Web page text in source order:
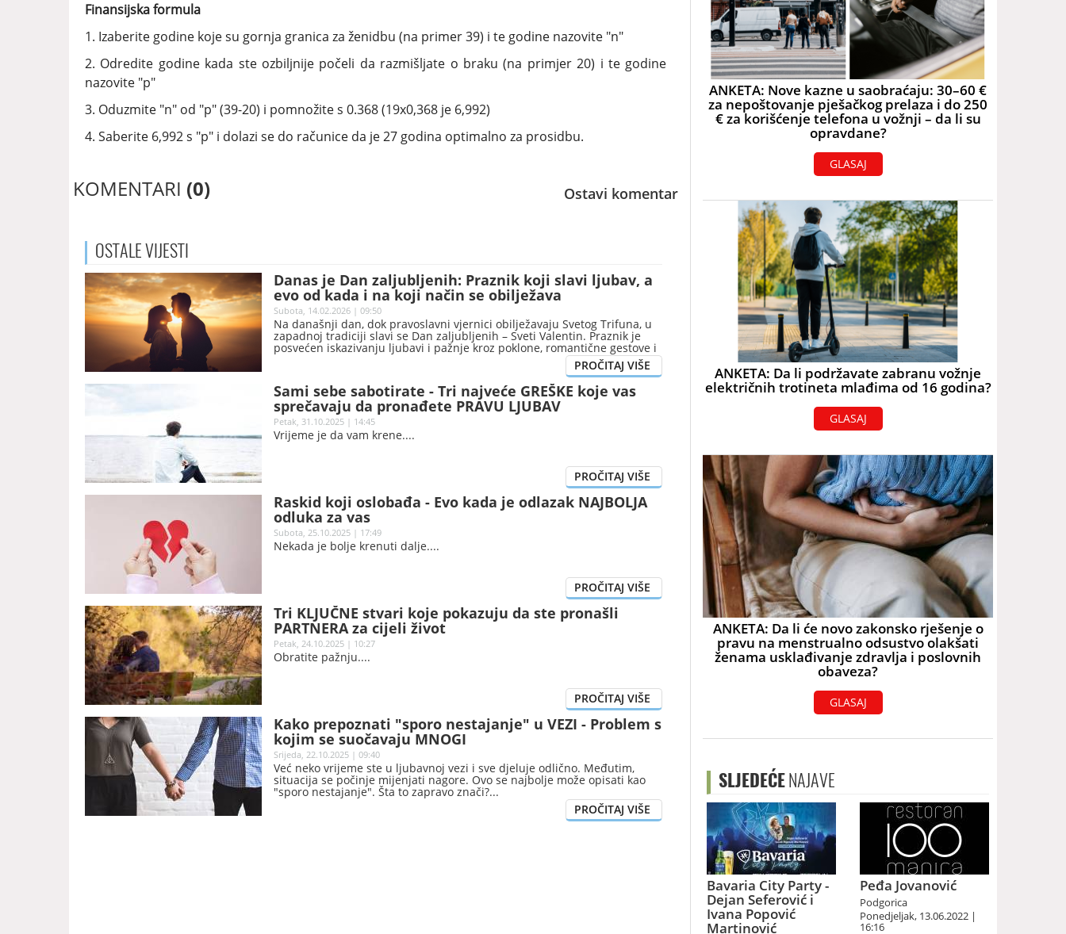
Finansijska formula
1. Izaberite godine koje su gornja granica za ženidbu (na primer 39) i te godine nazovite "n"
2. Odredite godine kada ste ozbiljnije počeli da razmišljate o braku (na primjer 20) i te godine
nazovite "p"
3. Oduzmite "n" od "p" (39-20) i pomnožite s 0.368 (19x0,368 je 6,992)
4. Saberite 6,992 s "p" i dolazi se do računice da je 27 godina optimalno za prosidbu.
KOMENTARI (0) Ostavi komentar
OSTALEVIJESTI
Danas je Dan zaljubljenih: Praznik koji slavi ljubav, a
evo od kada i na koji način se obilježava
Subota, 14.02.2026 | 09:50
Na današnji dan, dok pravoslavni vjernici obilježavaju Svetog Trifuna, u
zapadnoj tradiciji slavi se Dan zaljubljenih – Sveti Valentin. Praznik je
posvećen iskazivanju ljubavi i pažnje kroz poklone, romantične gestove i
zajedničke trenutke, ali ga, pored emotivne dimenzije, prate i gužve u
prodavnicama i pojačana potrošnja. Prema pojedinim istorijskim
tumačenjima, njegovi korijeni sežu do rimskih festivala plodnosti.
Sami sebe sabotirate - Tri najveće GREŠKE koje vas
sprečavaju da pronađete PRAVU LJUBAV
Petak, 31.10.2025 | 14:45
Vrijeme je da vam krene.
Raskid koji oslobađa - Evo kada je odlazak NAJBOLJA
odluka za vas
Subota, 25.10.2025 | 17:49
Nekada je bolje krenuti dalje.
Tri KLJUČNE stvari koje pokazuju da ste pronašli
PARTNERA za cijeli život
Petak, 24.10.2025 | 10:27
Obratite pažnju.
Kako prepoznati "sporo nestajanje" u VEZI - Problem s
kojim se suočavaju MNOGI
Srijeda, 22.10.2025 | 09:40
Već neko vrijeme ste u ljubavnoj vezi i sve djeluje odlično. Međutim,
situacija se počinje mijenjati nagore. Ovo se najbolje može opisati kao
"sporo nestajanje". Šta to zapravo znači?
ANKETA: Nove kazne u saobraćaju: 30–60 €
za nepoštovanje pješačkog prelaza i do 250
€ za korišćenje telefona u vožnji – da li su
opravdane?
GLASAJ
ANKETA: Da li podržavate zabranu vožnje
električnih trotineta mlađima od 16 godina?
GLASAJ
ANKETA: Da li će novo zakonsko rješenje o
pravu na menstrualno odsustvo olakšati
ženama usklađivanje zdravlja i poslovnih
obaveza?
GLASAJ
SLJEDEĆENAJAVE
Bavaria City Party -
Dejan Seferović i
Ivana Popović
Martinović
Peđa Jovanović
Podgorica
Ponedjeljak, 13.06.2022 |
16:16